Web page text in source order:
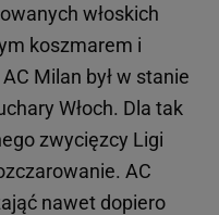
włoskich
koszmarem i
Milan był w stanie
Włoch. Dla tak
zwycięzcy Ligi
AC
nawet dopiero